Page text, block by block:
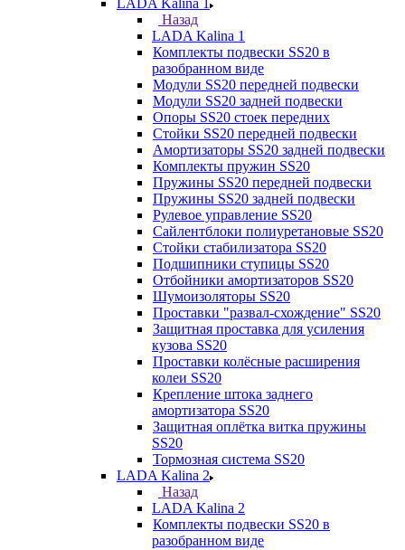
LADA Kalina 1
Назад
LADA Kalina 1
Комплекты подвески SS20 в
разобранном виде
Модули SS20 передней подвески
Модули SS20 задней подвески
Опоры SS20 стоек передних
Стойки SS20 передней подвески
Амортизаторы SS20 задней подвески
Комплекты пружин SS20
Пружины SS20 передней подвески
Пружины SS20 задней подвески
Рулевое управление SS20
Сайлентблоки полиуретановые SS20
Стойки стабилизатора SS20
Подшипники ступицы SS20
Отбойники амортизаторов SS20
Шумоизоляторы SS20
Проставки "развал-схождение" SS20
Защитная проставка для усиления
кузова SS20
Проставки колёсные расширения
колеи SS20
Крепление штока заднего
амортизатора SS20
Защитная оплётка витка пружины
SS20
Тормозная система SS20
LADA Kalina 2
Назад
LADA Kalina 2
Комплекты подвески SS20 в
разобранном виде